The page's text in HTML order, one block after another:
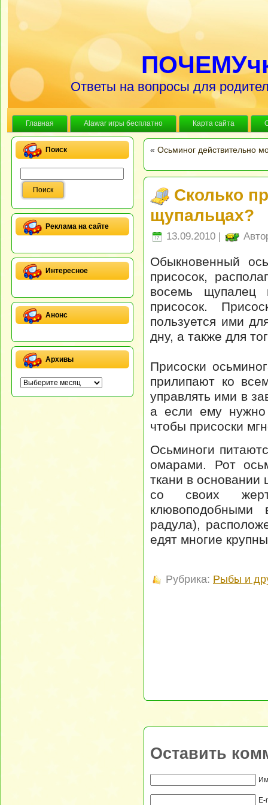
Ответы на вопросы для
Главная Alawar игры бесплатно Карта сайта
Поиск
Реклама на сайте
Интересное
Анонс
Архивы
« Осьминог действительно
Сколько
щупальцах?
13.09.2010 |
Обыкновенный
присосок,
восемь щупалец
присосок.
пользуется ими
дну, а также для
Присоски
прилипают ко
управлять ими в
а если ему нужно
чтобы присоски
Осьминоги
омарами. Рот
ткани в основании
со своих
клювоподобными
радула),
едят многие
Рубрика: Рыбы и
Оставить
E-